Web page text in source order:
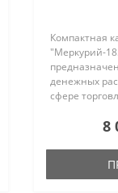
Компактная
"Меркурий-
денежных
сфере
(автобусах и
МЕРКУРИЙ-
8